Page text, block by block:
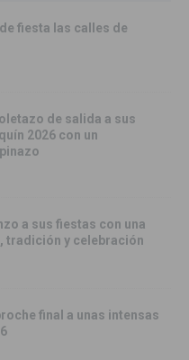
fiesta las calles de
de salida a sus
2026 con un
a sus fiestas con una
tradición y celebración
final a unas intensas